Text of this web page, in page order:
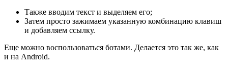
Также вводим текст и выделяем его;
Затем просто зажимаем указанную комбинацию клавиш
и добавляем ссылку.
Еще можно воспользоваться ботами. Делается это так же, как
и на Android.